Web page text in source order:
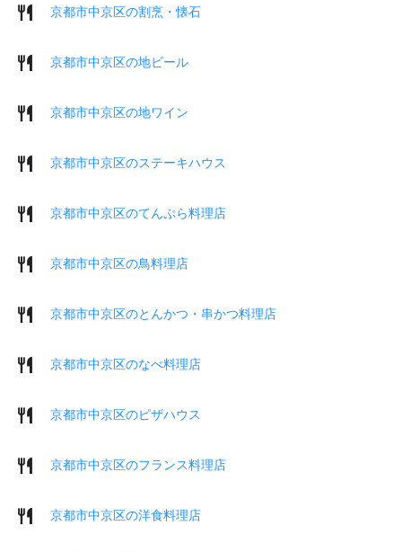
京都市中京区の割烹・懐石
京都市中京区の地ビール
京都市中京区の地ワイン
京都市中京区のステーキハウス
京都市中京区のてんぷら料理店
京都市中京区の鳥料理店
京都市中京区のとんかつ・串かつ料理店
京都市中京区のなべ料理店
京都市中京区のピザハウス
京都市中京区のフランス料理店
京都市中京区の洋食料理店